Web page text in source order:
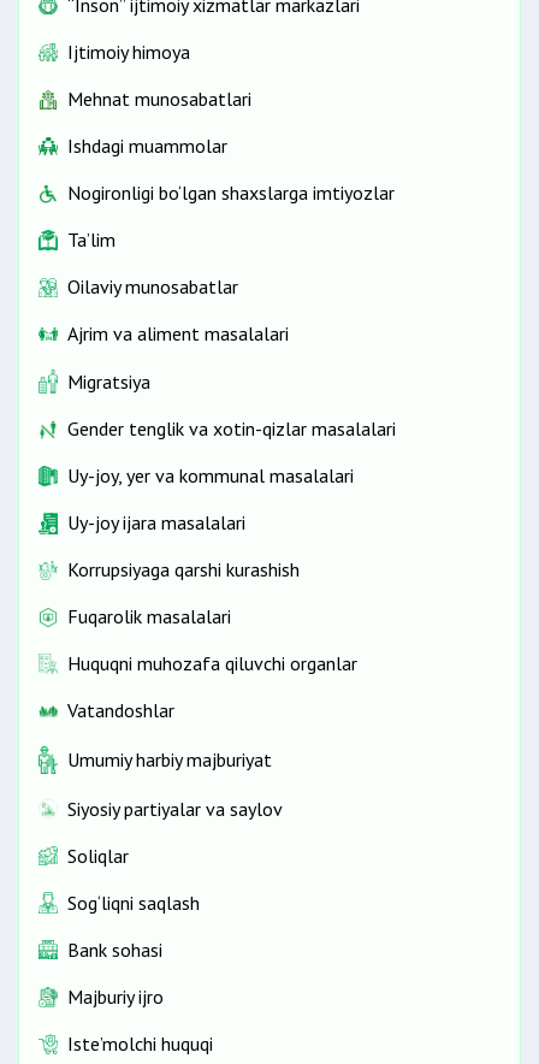
O‘zbekiston davlat sport akademiyasi
"Voleybol" sportini rivojlantirish
“Inson” ijtimoiy xizmatlar markazlari
Ijtimoiy himoya
Mehnat munosabatlari
Ishdagi muammolar
Nogironligi bo‘lgan shaxslarga imtiyozlar
Ta’lim
Oilaviy munosabatlar
Ajrim va aliment masalalari
Migratsiya
Gender tenglik va xotin-qizlar masalalari
Uy-joy, yer va kommunal masalalari
Uy-joy ijara masalalari
Korrupsiyaga qarshi kurashish
Fuqarolik masalalari
Huquqni muhozafa qiluvchi organlar
Vatandoshlar
Umumiy harbiy majburiyat
Siyosiy partiyalar va saylov
Soliqlar
Sog‘liqni saqlash
Bank sohasi
Majburiy ijro
Iste’molchi huquqi